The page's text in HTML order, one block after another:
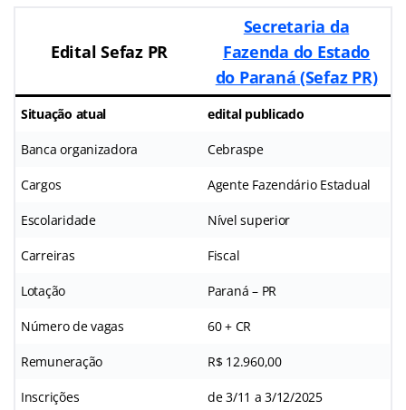
Edital Sefaz PR
Secretaria da
Fazenda do Estado
do Paraná (Sefaz PR)
Situação atual edital publicado
Banca organizadora Cebraspe
Cargos Agente Fazendário Estadual
Escolaridade Nível superior
Carreiras Fiscal
Lotação Paraná – PR
Número de vagas 60 + CR
Remuneração R$ 12.960,00
Inscrições de 3/11 a 3/12/2025